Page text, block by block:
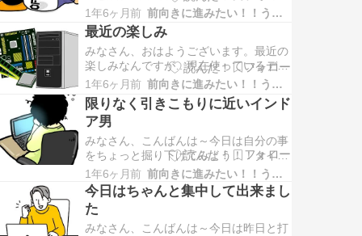
ラーリングの…
したぁ～今日は休みなのでやっと更新出
来ます。仕事は月曜日は出勤、火・水と
リモートワークでした。明日はリモート
ワークです。明日頑張れば週末はお休み
です。来週の月曜日は出勤です。仕事は
まずまず順調です。暖かい日が…
1年6ヶ月前 前向きに進みたい！！うつな自分
最近の楽しみ
みなさん、おはようございます。最近の
楽しみなんですが…現在使っているデス
クトップPCはCPUで言ったら第7世代の
もので結構い古いです。まぁ使用する上
では全く問題ないのですが、これから先
のWindows11を継続して使うのにあたっ
て現在のは非対応PCなので裏技という
かちょっと特殊な…
1年6ヶ月前 前向きに進みたい！！うつな自分
限りなく引きこもりに近いインド
ア男
みなさん、こんばんは～今日は自分の事
をちょっと掘り下げてみよう！！タイト
ルにもある様に『限りなく引きこもりに
近いインドア男』です。季節に関係なく
家の中で動画を観たり、映画を観たり、
PCをいじったり…1日のうちの寝ている
時間を除いて机に向かっている事が殆ど
1年6ヶ月前 前向きに進みたい！！うつな自分
今日はちゃんと集中して出来まし
た
みなさん、こんばんは～今日は昨日と打